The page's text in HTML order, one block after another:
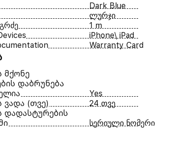
Dark Blue
ლურჯი
1 m
iPhone\ iPad
Warranty Card
მქონე
დაბრუნება
Yes
ვადა (თვე)
24 თვე
დადასტურების
სერიული ნომერი